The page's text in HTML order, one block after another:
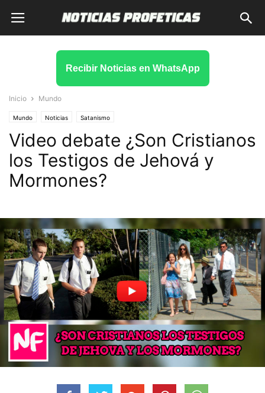
Recibir Noticias en WhatsApp
Inicio Mundo
Mundo Noticias Satanismo
Video debate ¿Son Cristianos
los Testigos de Jehová y
Mormones?